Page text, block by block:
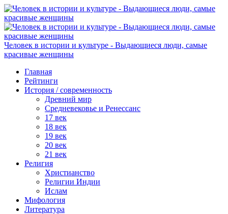
Человек в истории и культуре - Выдающиеся люди, самые
красивые женщины
Главная
Рейтинги
История / современность
Древний мир
Средневековье и Ренессанс
17 век
18 век
19 век
20 век
21 век
Религия
Христианство
Религии Индии
Ислам
Мифология
Литература